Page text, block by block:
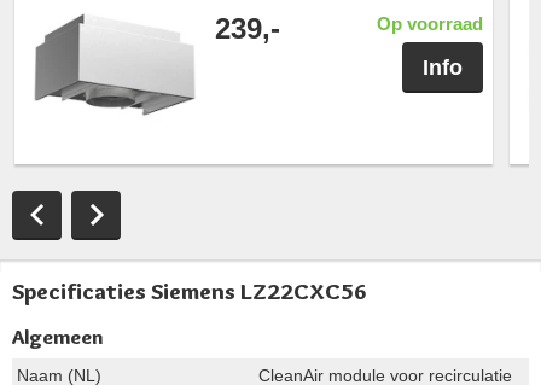
239,- Op voorraad
Info
Specificaties Siemens LZ22CXC56
Algemeen
Naam (NL) CleanAir module voor recirculatie